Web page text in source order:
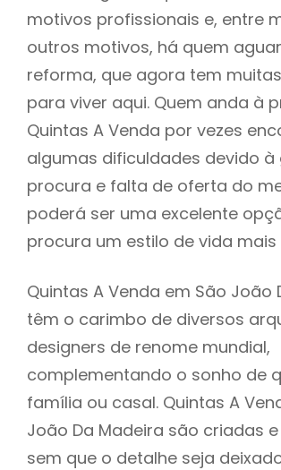
motivos profissionais e, entre
outros motivos, há quem
reforma, que agora tem
para viver aqui. Quem anda à
Quintas A Venda por vezes
algumas dificuldades devido à
procura e falta de oferta do
poderá ser uma excelente
procura um estilo de vida mais
Quintas A Venda em São João
têm o carimbo de diversos
designers de renome mundial,
complementando o sonho de
família ou casal. Quintas A
João Da Madeira são criadas
sem que o detalhe seja